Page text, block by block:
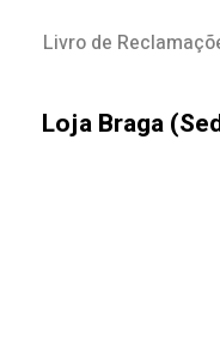
Livro de
Loja Braga